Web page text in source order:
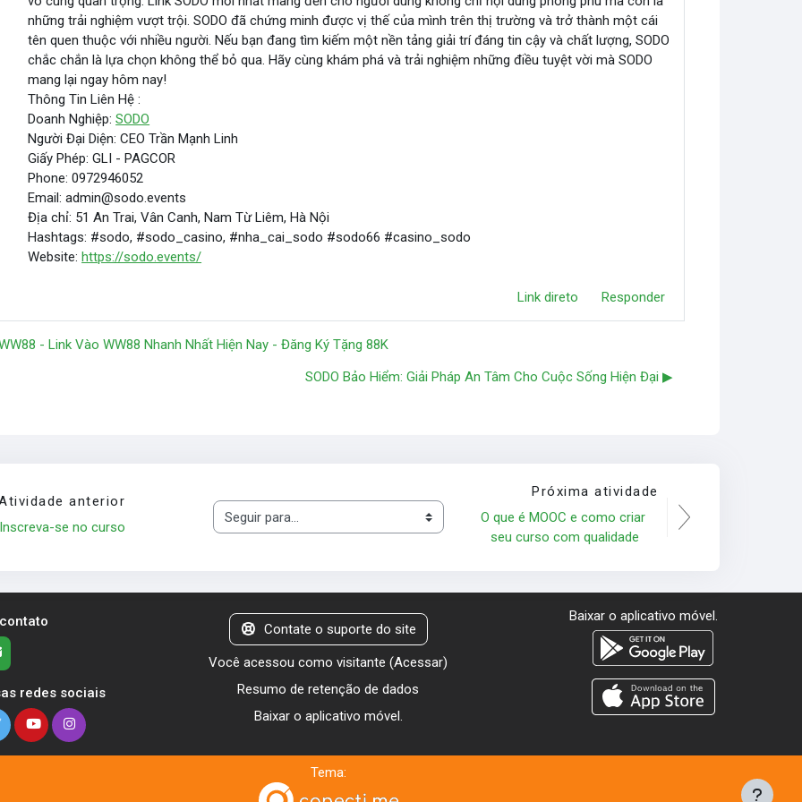
những trải nghiệm vượt trội. SODO đã chứng minh được vị thế của mình trên thị trường và trở thành một cái
tên quen thuộc với nhiều người. Nếu bạn đang tìm kiếm một nền tảng giải trí đáng tin cậy và chất lượng, SODO
chắc chắn là lựa chọn không thể bỏ qua. Hãy cùng khám phá và trải nghiệm những điều tuyệt vời mà SODO
mang lại ngay hôm nay!
Thông Tin Liên Hệ :
Doanh Nghiệp:SODO
Người Đại Diện: CEO Trần Mạnh Linh
Giấy Phép: GLI - PAGCOR
Phone: 0972946052
Email: admin@sodo.events
Địa chỉ: 51 An Trai, Vân Canh, Nam Từ Liêm, Hà Nội
Hashtags: #sodo, #sodo_casino, #nha_cai_sodo #sodo66 #casino_sodo
Website:https://sodo.events/
Link direto Responder
- Link Vào WW88 Nhanh Nhất Hiện Nay - Đăng Ký Tặng 88K
SODO Bảo Hiểm: Giải Pháp An Tâm Cho Cuộc Sống Hiện Đại ▶︎
anterior
Inscreva-se no curso
Seguir para...
Próxima atividade
O que é MOOC e como criar
seu curso com qualidade
redes sociais
Contate o suporte do site
Você acessou como visitante (Acessar)
Resumo de retenção de dados
Baixar o aplicativo móvel.
Baixar o aplicativo móvel.
Tema: